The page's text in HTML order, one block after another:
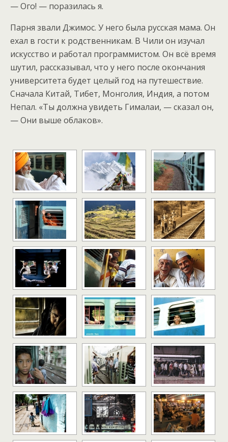
— Ого! — поразилась я.
Парня звали Джимос. У него была русская мама. Он
ехал в гости к родственникам. В Чили он изучал
искусство и работал программистом. Он всё время
шутил, рассказывал, что у него после окончания
университета будет целый год на путешествие.
Сначала Китай, Тибет, Монголия, Индия, а потом
Непал. «Ты должна увидеть Гималаи, — сказал он,
— Они выше облаков».